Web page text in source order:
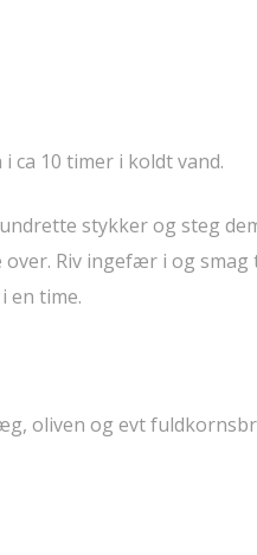
ca 10 timer i koldt vand.
stykker og steg
Riv ingefær i og
en time.
oliven og evt